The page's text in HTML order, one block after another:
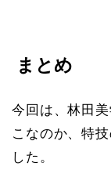
まとめ
今回は、林田
こなのか、特
した。